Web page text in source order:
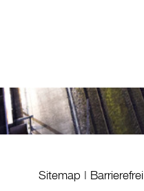
Sitemap Barrierefrei